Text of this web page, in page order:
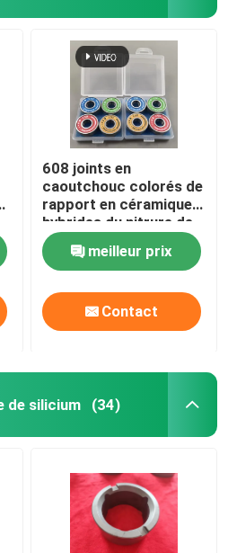
608 joints en
caoutchouc colorés de
rapport en céramique
hybrides du nitrure de
silicium Si3N4
meilleur prix
Contact
de silicium (34)